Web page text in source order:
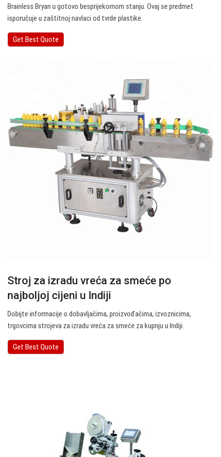
Brainless Bryan u gotovo besprijekornom stanju. Ovaj se predmet
isporučuje u zaštitnoj navlaci od tvrde plastike.
Get Best Quote
Stroj za izradu vreća za smeće po
najboljoj cijeni u Indiji
Dobijte informacije o dobavljačima, proizvođačima, izvoznicima,
trgovcima strojeva za izradu vreća za smeće za kupnju u Indiji.
Get Best Quote